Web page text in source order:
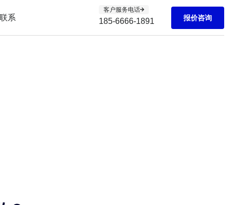
联系
客户服务电话
185-6666-1891 报价咨询